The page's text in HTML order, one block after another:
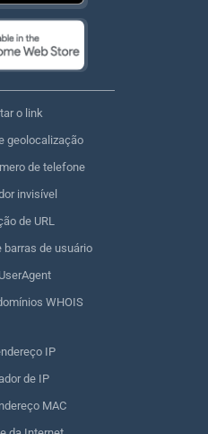
o link
geolocalização
de telefone
invisível
de URL
barras de usuário
WHOIS
IP
de IP
MAC